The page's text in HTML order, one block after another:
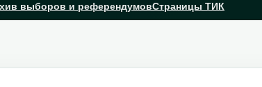
выборов и референдумовСтраницы ТИК